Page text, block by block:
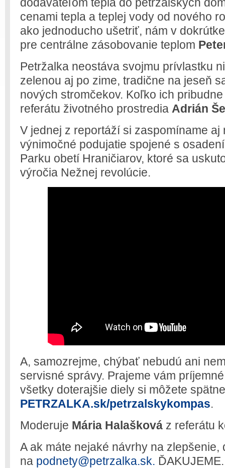
cenami tepla a teplej vody od nového
ako jednoducho ušetriť, nám v
pre centrálne zásobovanie teplom
Petržalka neostáva svojmu prívlastku
zelenou aj po zime, tradične na jeseň
nových stromčekov. Koľko ich
referátu životného prostredia Adrián
V jednej z reportáží si zaspomíname aj
výnimočné podujatie spojené s
Parku obetí Hraničiarov, ktoré sa
výročia Nežnej revolúcie.
A, samozrejme, chýbať nebudú ani
servisné správy. Prajeme vám
všetky doterajšie diely si môžete
PETRZALKA.sk/petrzalskykompas.
Moderuje Mária Halašková z referátu
A ak máte nejaké návrhy na
na podnety@petrzalka.sk. ĎAKUJEME.